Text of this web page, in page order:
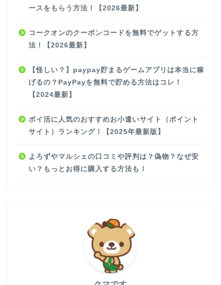
ースをもらう方法！【2026最新】
コークオンのクーポンコードを無料でゲットする方
法！【2026最新】
【怪しい？】paypay貯まるゲームアプリは本当に稼
げるの？PayPayを無料で貯める方法はコレ！
【2024最新】
ポイ活に人気のおすすめお小遣いサイト（ポイント
サイト）ランキング！【2025年最新版】
よろずやマルシェの口コミや評判は？偽物？なぜ安
い？もっとお得に購入する方法も！